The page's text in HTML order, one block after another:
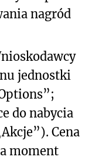
nagród
jednostki
do nabycia
Cena
moment